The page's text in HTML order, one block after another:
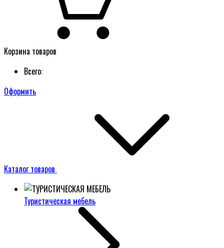
Корзина товаров
Всего:
Оформить
Каталог товаров
Туристическая мебель